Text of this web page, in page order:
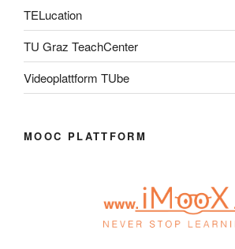
TELucation
TU Graz TeachCenter
Videoplattform TUbe
MOOC PLATTFORM